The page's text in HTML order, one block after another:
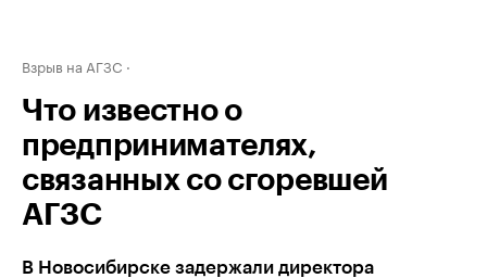
Взрыв на АГЗС
Что известно о
предпринимателях,
связанных со сгоревшей
АГЗС
В Новосибирске задержали директора